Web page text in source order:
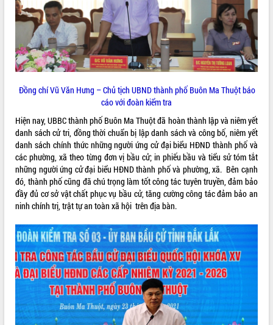
Đồng chí Vũ Văn Hưng – Chủ tịch UBND thành phố Buôn Ma Thuột báo
cáo với đoàn kiểm tra
Hiện nay, UBBC thành phố Buôn Ma Thuột đã hoàn thành lập và niêm yết
danh sách cử tri, đồng thời chuẩn bị lập danh sách và công bố, niêm yết
danh sách chính thức những người ứng cử đại biểu HĐND thành phố và
các phường, xã theo từng đơn vị bầu cử; in phiếu bầu và tiểu sử tóm tắt
những người ứng cử đại biểu HĐND thành phố và phường, xã. Bên cạnh
đó, thành phố cũng đã chú trọng làm tốt công tác tuyên truyền, đảm bảo
đầy đủ cơ sở vật chất phục vụ bầu cử, tăng cường công tác đảm bảo an
ninh chính trị, trật tự an toàn xã hội trên địa bàn.